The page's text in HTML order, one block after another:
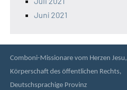
Juni 2021
Comboni-Missionare vom Herzen Jesu,
Körperschaft des öffentlichen Rechts,
Deutschsprachige Provinz